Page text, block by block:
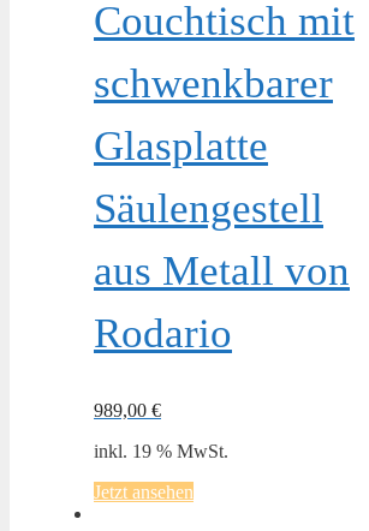
Couchtisch mit
schwenkbarer
Glasplatte
Säulengestell
aus Metall von
Rodario
989,00 €
inkl. 19 % MwSt.
Jetzt ansehen